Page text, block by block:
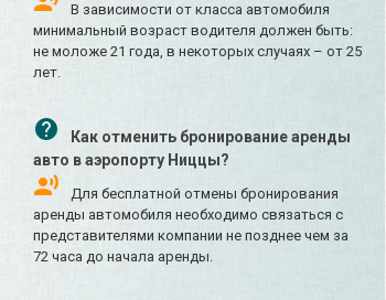
В зависимости от класса автомобиля
минимальный возраст водителя должен быть:
не моложе 21 года, в некоторых случаях – от 25
лет.
Как отменить бронирование аренды
авто в аэропорту Ниццы?
Для бесплатной отмены бронирования
аренды автомобиля необходимо связаться с
представителями компании не позднее чем за
72 часа до начала аренды.